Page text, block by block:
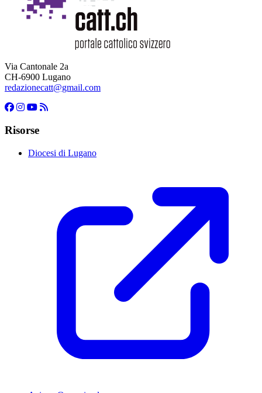
Via Cantonale 2a
CH-6900 Lugano
redazionecatt@gmail.com
Risorse
Diocesi di Lugano